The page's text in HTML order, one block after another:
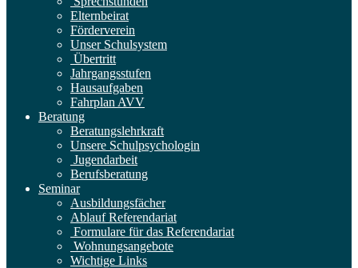
Elternbeirat
Förderverein
Unser Schulsystem
Übertritt
Jahrgangsstufen
Hausaufgaben
Fahrplan AVV
Beratung
Beratungslehrkraft
Unsere Schulpsychologin
Jugendarbeit
Berufsberatung
Seminar
Ausbildungsfächer
Ablauf Referendariat
Formulare für das Referendariat
Wohnungsangebote
Wichtige Links